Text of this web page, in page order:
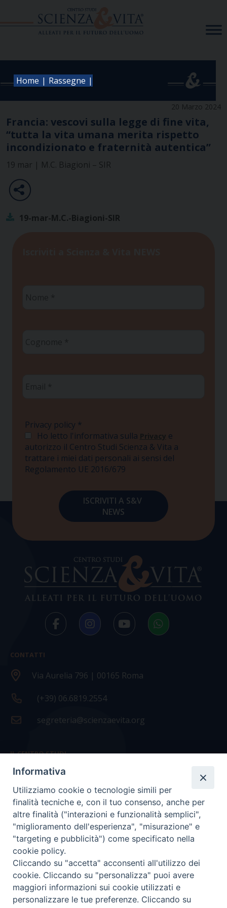
Home | Rassegne |
20 Marzo 2024
Francia: vescovi sulla legge di fine vita,
“tutta la vita umana merita rispetto
incondizionato e fraternità autentica”
19 mar | M.C. Biagioni – SIR
19-mar-M.C.-Biagioni-SIR
Privacy policy *
Ho letto l'informativa sulla Privacy e
autorizzo il Centro Studi Scienza & Vita a
trattare i miei dati personali ai sensi del
Regolamento UE 2016/679
CONTATTI
Via Aurelia 796 | 00165 Roma
(+39) 06.6819.2554
segreteria@scienzaevita.org
IL CENTRO STUDI
La nostra storia
Statuto
Presidenza e ufficio presidenza
Consiglio scientifico
Coordinamento nazionale
Informativa
Utilizziamo cookie o tecnologie simili per
finalità tecniche e, con il tuo consenso, anche per
altre finalità ("interazioni e funzionalità semplici",
"miglioramento dell'esperienza", "misurazione" e
"targeting e pubblicità") come specificato nella
cookie policy.
Cliccando su "accetta" acconsenti all'utilizzo dei
cookie. Cliccando su "personalizza" puoi avere
maggiori informazioni sui cookie utilizzati e
personalizzare le tue preferenze. Cliccando su